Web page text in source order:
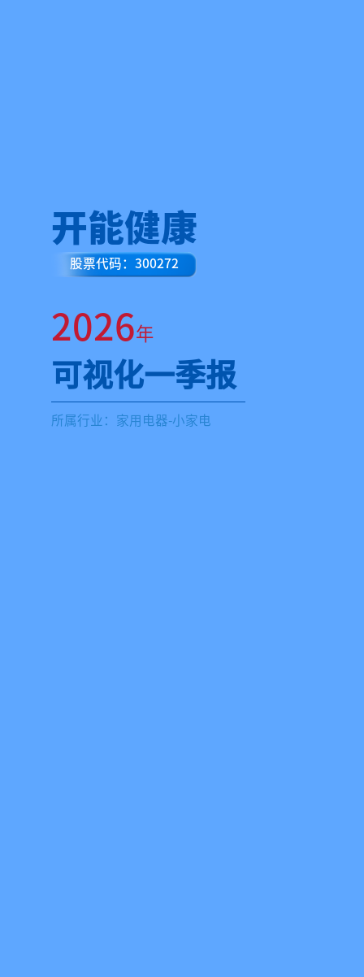
开能健康
股票代码：300272
2026年
可视化一季报
所属行业：家用电器-小家电